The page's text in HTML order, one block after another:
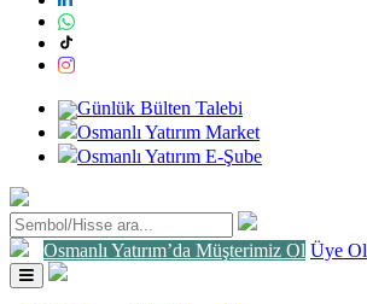
Günlük Bülten Talebi
Osmanlı Yatırım Market
Osmanlı Yatırım E-Şube
Osmanlı Yatırım’da Müşterimiz Ol Üye Ol
Toggle
navigation